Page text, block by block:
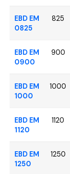
EBD EM
0825
825
EBD EM
0900
900
EBD EM
1000
1000
EBD EM
1120
1120
EBD EM
1250
1250